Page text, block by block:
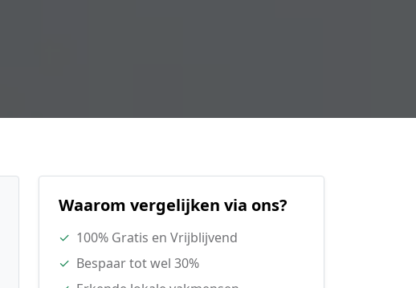
Waarom vergelijken via ons?
✓ 100% Gratis en Vrijblijvend
✓ Bespaar tot wel 30%